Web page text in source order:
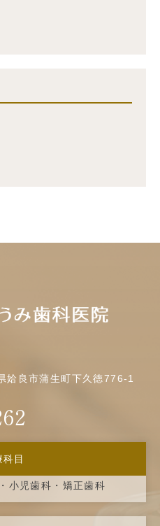
姶良市蒲生町下久徳776-1
目
小児歯科・矯正歯科